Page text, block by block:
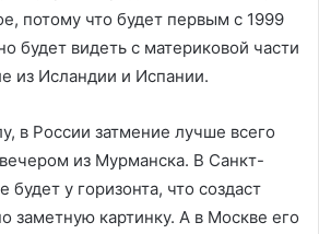
потому что будет первым с 1999
будет видеть с материковой части
из Исландии и Испании.
в России затмение лучше всего
из Мурманска. В Санкт-
у горизонта, что создаст
заметную картинку. А в Москве его